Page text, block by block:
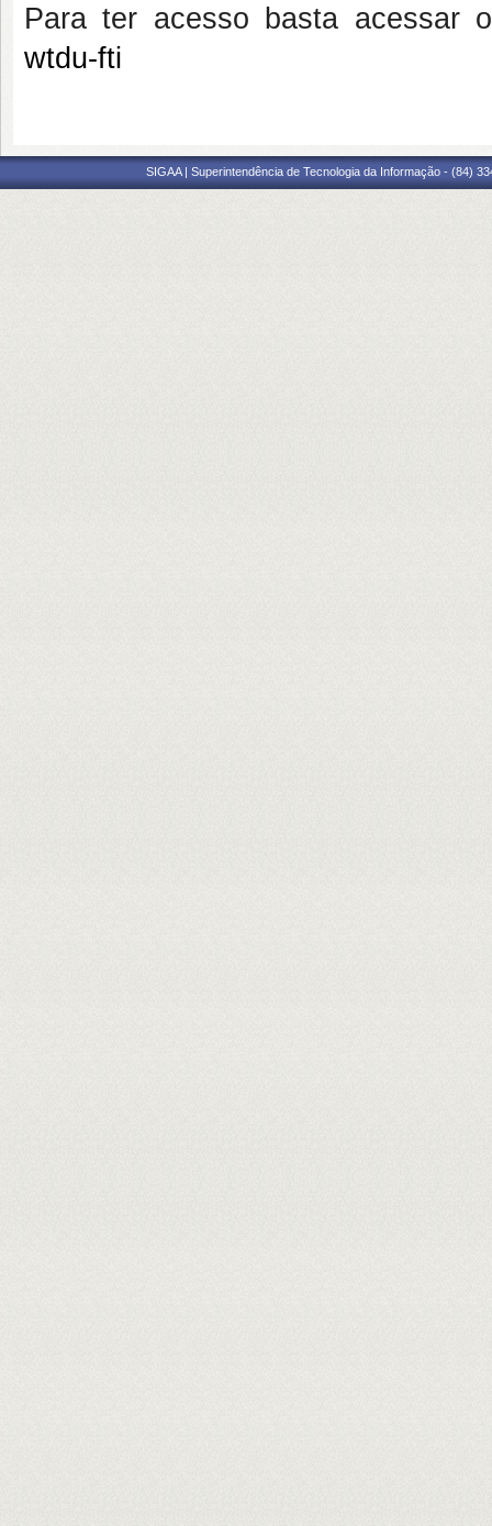
Para ter acesso basta
wtdu-fti
SIGAA | Superintendência de Tecnologia da Informação - (84)